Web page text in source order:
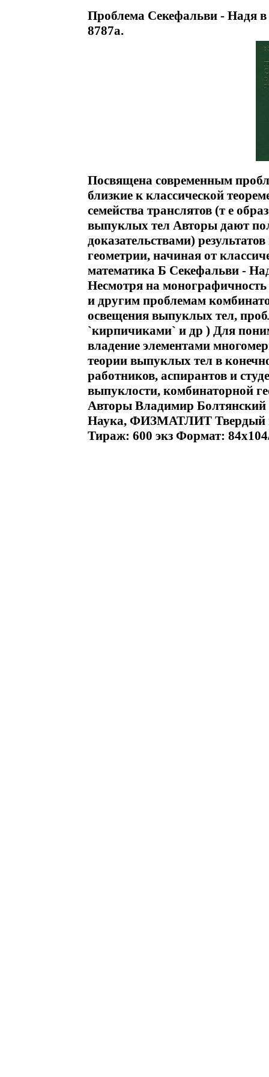
Проблема Секефальви - Надя
8787a.
Посвящена современным
близкие к классической
семейства транслятов (т е
выпуклых тел Авторы дают
доказательствами)
геометрии, начиная от
математика Б Секефальви -
Несмотря на монографичность
и другим проблемам
освещения выпуклых тел,
`кирпичиками` и др ) Для
владение элементами
теории выпуклых тел в
работников, аспирантов и
выпуклости, комбинаторной
Авторы Владимир
Наука, ФИЗМАТЛИТ Твердый
Тираж: 600 экз Формат: